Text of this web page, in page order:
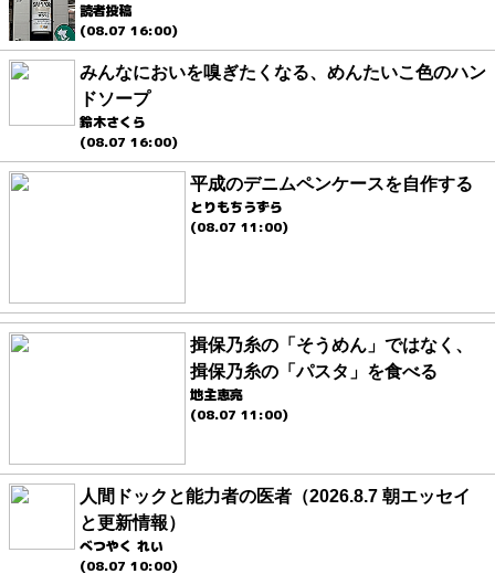
読者投稿
(08.07 16:00)
みんなにおいを嗅ぎたくなる、めんたいこ色のハン
ドソープ
鈴木さくら
(08.07 16:00)
平成のデニムペンケースを自作する
とりもちうずら
(08.07 11:00)
揖保乃糸の「そうめん」ではなく、
揖保乃糸の「パスタ」を食べる
地主恵亮
(08.07 11:00)
人間ドックと能力者の医者（2026.8.7 朝エッセイ
と更新情報）
べつやく れい
(08.07 10:00)